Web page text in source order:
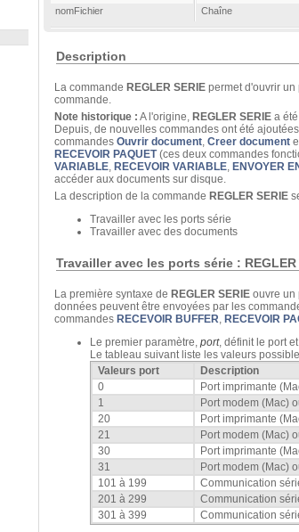
nomFichier
Chaîne
Description
La commande REGLER SERIE permet d'ouvrir un
commande.
Note historique : A l'origine, REGLER SERIE a
Depuis, de nouvelles commandes ont été
commandes Ouvrir document, Creer document
RECEVOIR PAQUET(ces deux commandes
VARIABLE, RECEVOIR VARIABLE, ENVOYER
accéder aux documents sur disque.
La description de la commande REGLER SERIE
Travailler avec les ports série
Travailler avec des documents
Travailler avec les ports série :
La première syntaxe de REGLER SERIE ouvre un
données peuvent être envoyées par les
commandes RECEVOIR BUFFER RECEVOIR
Le premier paramètre, port, définit le port
Le tableau suivant liste les valeurs
Valeurs port
Description
0
Port imprimante
1
Port modem (Mac)
20
Port imprimante
21
Port modem (Mac)
30
Port imprimante
31
Port modem (Mac)
101 à 199
Communication
201 à 299
Communication
301 à 399
Communication